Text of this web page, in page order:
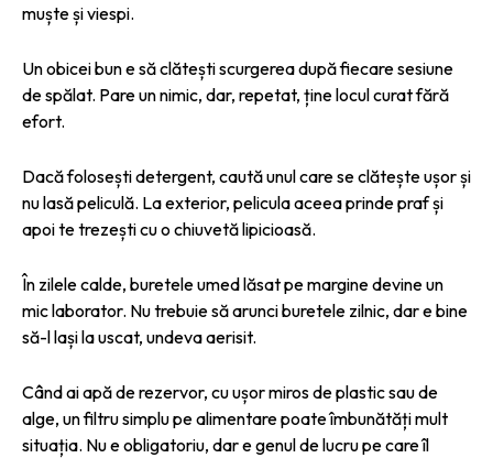
muște și viespi.
Un obicei bun e să clătești scurgerea după fiecare sesiune
de spălat. Pare un nimic, dar, repetat, ține locul curat fără
efort.
Dacă folosești detergent, caută unul care se clătește ușor și
nu lasă peliculă. La exterior, pelicula aceea prinde praf și
apoi te trezești cu o chiuvetă lipicioasă.
În zilele calde, buretele umed lăsat pe margine devine un
mic laborator. Nu trebuie să arunci buretele zilnic, dar e bine
să-l lași la uscat, undeva aerisit.
Când ai apă de rezervor, cu ușor miros de plastic sau de
alge, un filtru simplu pe alimentare poate îmbunătăți mult
situația. Nu e obligatoriu, dar e genul de lucru pe care îl